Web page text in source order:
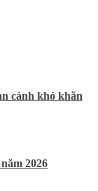
cảnh khó khăn
2026